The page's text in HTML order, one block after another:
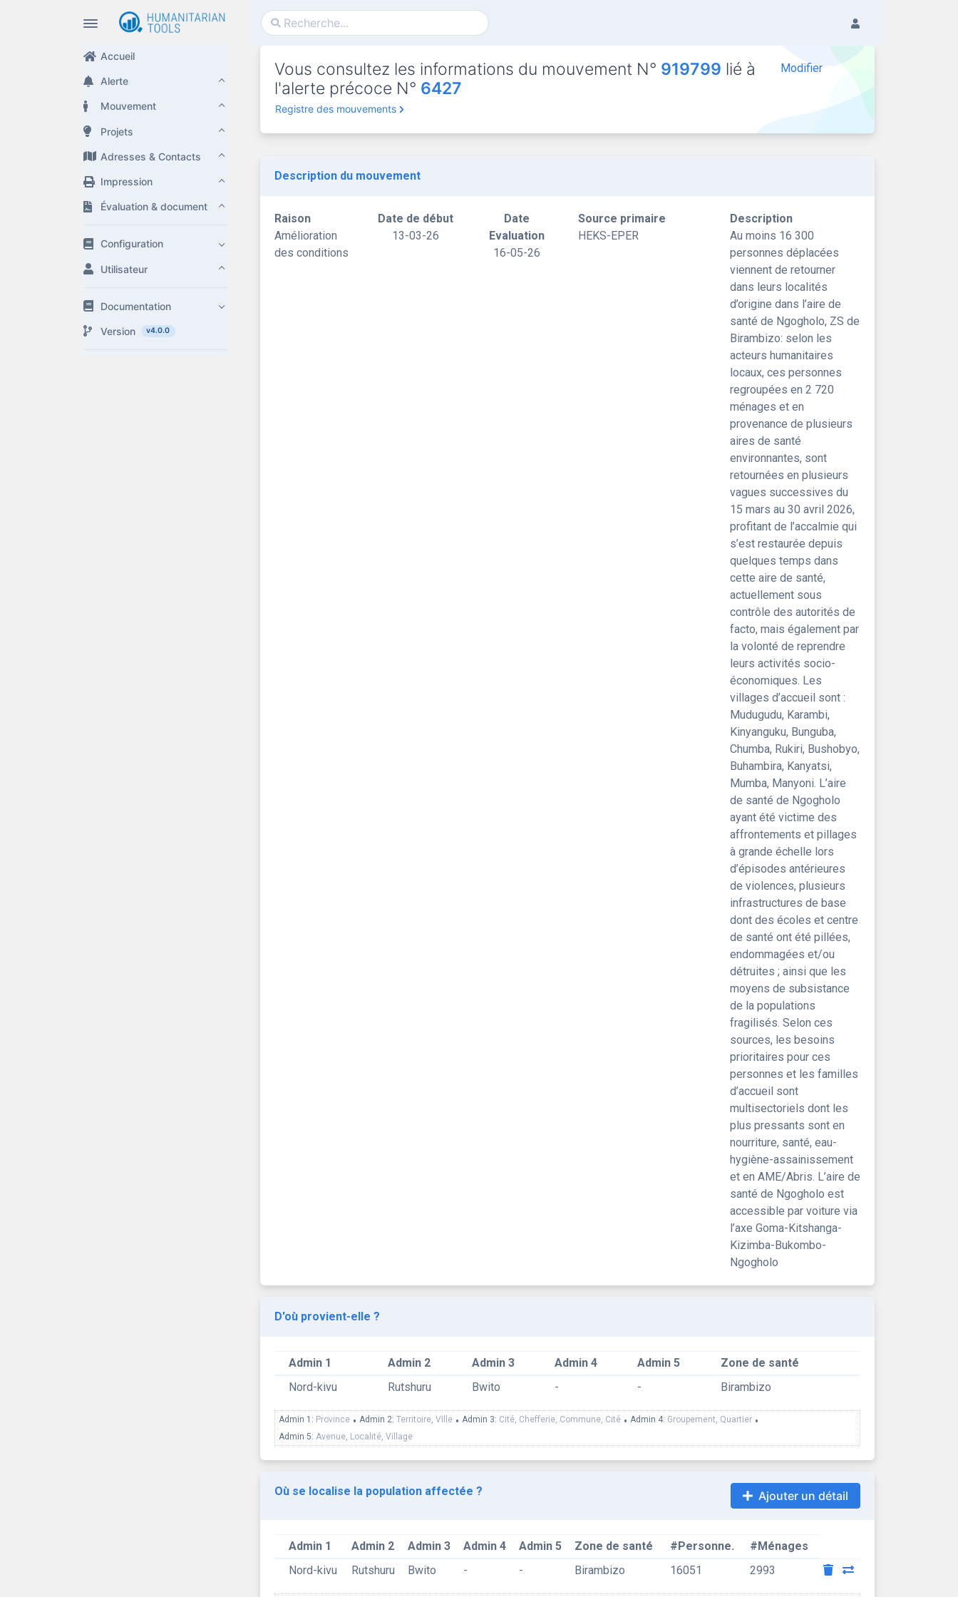
Accueil
Alerte
Mouvement
Projets
Adresses & Contacts
Impression
Évaluation & document
Configuration
Utilisateur
Documentation
Version v4.0.0
Vous consultez les informations du mouvement N° 919799 lié à
l'alerte précoce N° 6427
Registre des mouvements
Modifier
Description du mouvement
Raison
Amélioration
des conditions
Date de début
13-03-26
Date
Evaluation
16-05-26
Source primaire
HEKS-EPER
Description
Au moins 16 300
personnes déplacées
viennent de retourner
dans leurs localités
d’origine dans l’aire de
santé de Ngogholo, ZS de
Birambizo: selon les
acteurs humanitaires
locaux, ces personnes
regroupées en 2 720
ménages et en
provenance de plusieurs
aires de santé
environnantes, sont
retournées en plusieurs
vagues successives du
15 mars au 30 avril 2026,
profitant de l’accalmie qui
s’est restaurée depuis
quelques temps dans
cette aire de santé,
actuellement sous
contrôle des autorités de
facto, mais également par
la volonté de reprendre
leurs activités socio-
économiques. Les
villages d’accueil sont :
Mudugudu, Karambi,
Kinyanguku, Bunguba,
Chumba, Rukiri, Bushobyo,
Buhambira, Kanyatsi,
Mumba, Manyoni. L’aire
de santé de Ngogholo
ayant été victime des
affrontements et pillages
à grande échelle lors
d’épisodes antérieures
de violences, plusieurs
infrastructures de base
dont des écoles et centre
de santé ont été pillées,
endommagées et/ou
détruites ; ainsi que les
moyens de subsistance
de la populations
fragilisés. Selon ces
sources, les besoins
prioritaires pour ces
personnes et les familles
d’accueil sont
multisectoriels dont les
plus pressants sont en
nourriture, santé, eau-
hygiène-assainissement
et en AME/Abris. L’aire de
santé de Ngogholo est
accessible par voiture via
l’axe Goma-Kitshanga-
Kizimba-Bukombo-
Ngogholo
D'où provient-elle ?
Admin 1 Admin 2 Admin 3 Admin 4 Admin 5
Zone de santé
Nord-kivu
Rutshuru Bwito - - Birambizo
Admin 1: Province • Admin 2: Territoire, Ville • Admin 3: Cité, Chefferie, Commune, Cité • Admin 4: Groupement, Quartier •
Admin 5: Avenue, Localité, Village
Où se localise la population affectée ? Ajouter un détail
Admin 1 Admin 2 Admin 3 Admin 4 Admin 5 Zone de santé #Personne.
#Ménages
Nord-kivu
Rutshuru Bwito - - Birambizo 16051 2993